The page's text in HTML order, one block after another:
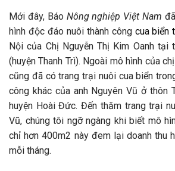
Mới đây, Báo Nông nghiệp Việt Nam
hình độc đáo nuôi thành công cua biển
Nội của Chị Nguyễn Thị Kim Oanh tại
(huyện Thanh Trì). Ngoài mô hình của
cũng đã có trang trại nuôi cua biển
công khác của anh Nguyên Vũ ở thôn
huyện Hoài Đức. Đến thăm trang trại
Vũ, chúng tôi ngỡ ngàng khi biết mô
chỉ hơn 400m2 này đem lại doanh thu
mỗi tháng.